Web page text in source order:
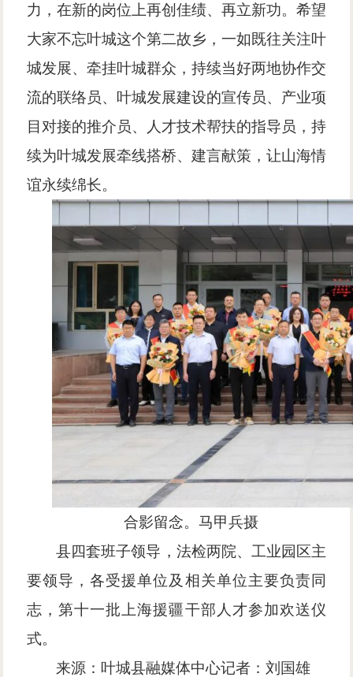
力，在新的岗位上再创佳绩、再立新功。希望
大家不忘叶城这个第二故乡，一如既往关注叶
城发展、牵挂叶城群众，持续当好两地协作交
流的联络员、叶城发展建设的宣传员、产业项
目对接的推介员、人才技术帮扶的指导员，持
续为叶城发展牵线搭桥、建言献策，让山海情
谊永续绵长。
合影留念。马甲兵摄
县四套班子领导，法检两院、工业园区主
要领导，各受援单位及相关单位主要负责同
志，第十一批上海援疆干部人才参加欢送仪
式。
来源：叶城县融媒体中心记者：刘国雄